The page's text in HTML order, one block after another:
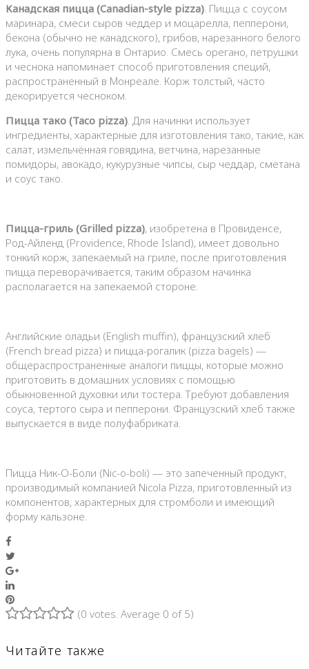
Канадская пицца (Canadian-style pizza) . Пицца с соусом
маринара, смеси сыров чеддер и моцарелла, пепперони,
бекона (обычно не канадского), грибов, нарезанного белого
лука, очень популярна в Онтарио. Смесь орегано, петрушки
и чеснока напоминает способ приготовления специй,
распространенный в Монреале. Корж толстый, часто
декорируется чесноком.
Пицца тако (Taco pizza) . Для начинки использует
ингредиенты, характерные для изготовления тако, такие, как
салат, измельчённая говядина, ветчина, нарезанные
помидоры, авокадо, кукурузные чипсы, сыр чеддар, сметана
и соус тако.
Пицца-гриль (Grilled pizza), изобретена в Провиденсе,
Род-Айленд (Providence, Rhode Island), имеет довольно
тонкий корж, запекаемый на гриле, после приготовления
пицца переворачивается, таким образом начинка
располагается на запекаемой стороне.
Английские оладьи (English muffin), французский хлеб
(French bread pizza) и пицца-рогалик (pizza bagels) —
общераспространенные аналоги пиццы, которые можно
приготовить в домашних условиях с помощью
обыкновенной духовки или тостера. Требуют добавления
соуса, тертого сыра и пепперони. Французский хлеб также
выпускается в виде полуфабриката.
Пицца Ник-О-Боли (Nic-o-boli) — это запеченный продукт,
производимый компанией Nicola Pizza, приготовленный из
компонентов, характерных для стромболи и имеющий
форму кальзоне.
Google+
LinkedIn
Pinterest
(0 votes . Average 0 of 5)
Читайте также